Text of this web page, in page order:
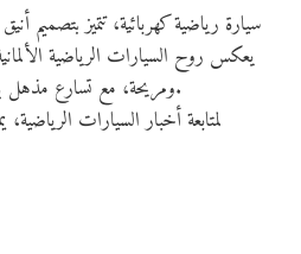
يعكس روح السيارات الرياضية
ومريحة، مع تسارع مذهل ينافس أفضل السيارات في فئتها.
لمتابعة أخبار السيارات